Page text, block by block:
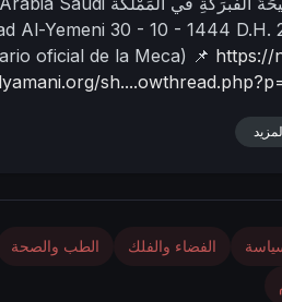
Al-Yemeni 30 - 10 - 1444 D.H.
oficial de la Meca) 📌 https://
الفضاء والفلك الطب والصحة